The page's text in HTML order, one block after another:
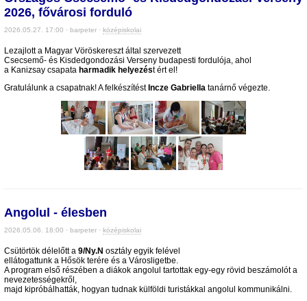
2026, fővárosi forduló
2026.05.27. 17:00 · barpeter · középiskolai
Lezajlott a Magyar Vöröskereszt által szervezett
Csecsemő- és Kisdedgondozási Verseny budapesti fordulója, ahol
a Kanizsay csapata harmadik helyezést ért el!
Gratulálunk a csapatnak! A felkészítéstIncze Gabriella tanárnő végezte.
Angolul - élesben
2026.05.06. 18:00 · barpeter · középiskolai
Csütörtök délelőtt a 9/Ny.N osztály egyik felével
ellátogattunk a Hősök terére és a Városligetbe.
A program első részében a diákok angolul tartottak egy-egy rövid beszámolót a
nevezetességekről,
majd kipróbálhatták, hogyan tudnak külföldi turistákkal angolul kommunikálni.